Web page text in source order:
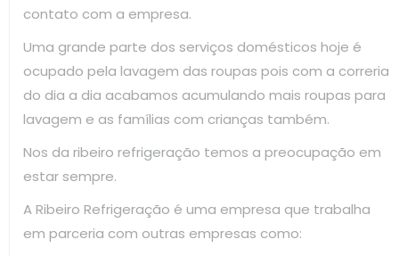
contato com a empresa.
Uma grande parte dos serviços domésticos hoje é
ocupado pela lavagem das roupas pois com a correria
do dia a dia acabamos acumulando mais roupas para
lavagem e as famílias com crianças também.
Nos da ribeiro refrigeração temos a preocupação em
estar sempre.
A Ribeiro Refrigeração é uma empresa que trabalha
em parceria com outras empresas como: